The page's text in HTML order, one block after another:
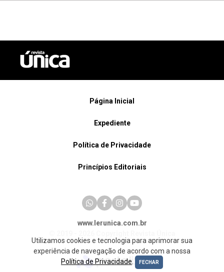
Página Inicial
Expediente
Política de Privacidade
Princípios Editoriais
www.lerunica.com.br
Utilizamos cookies e tecnologia para aprimorar sua
experiência de navegação de acordo com a nossa
Política de Privacidade
FECHAR